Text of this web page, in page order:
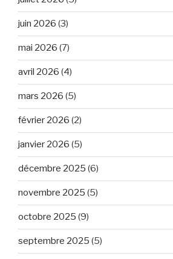
juin 2026 (3)
mai 2026 (7)
avril 2026 (4)
mars 2026 (5)
février 2026 (2)
janvier 2026 (5)
décembre 2025 (6)
novembre 2025 (5)
octobre 2025 (9)
septembre 2025 (5)